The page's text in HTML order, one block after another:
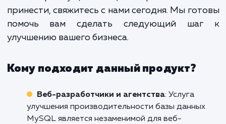
долгосрочный успех вашего
Улучшение скорости и
вашей базы данных может
увеличению продаж,
общей эффективности работы
команды.